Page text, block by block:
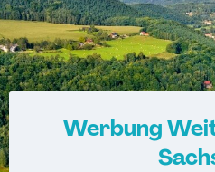
Werbung